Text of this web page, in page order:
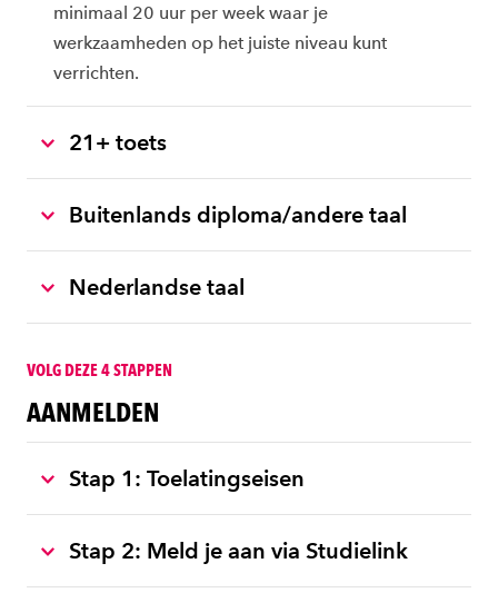
minimaal 20 uur per week waar je
werkzaamheden op het juiste niveau kunt
verrichten.
21+ toets
Buitenlands diploma/andere taal
Nederlandse taal
VOLG DEZE 4 STAPPEN
AANMELDEN
Stap 1: Toelatingseisen
Stap 2: Meld je aan via Studielink